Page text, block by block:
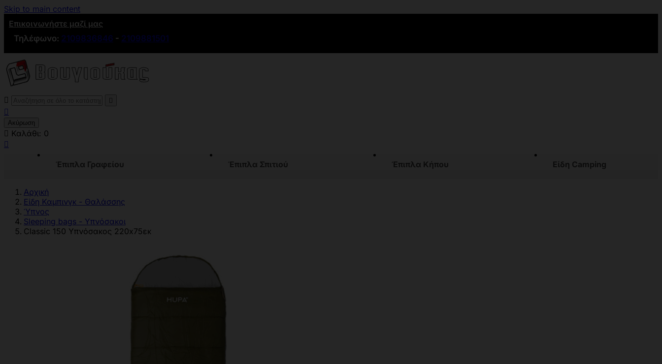
Skip to main content
Επικοινωνήστε μαζί μας
Τηλέφωνο: 2109836846 - 2109881501
 

Ακύρωση
 Καλάθι: 0

Έπιπλα Γραφείου Έπιπλα Σπιτιού Έπιπλα Κήπου Είδη Camping
Αρχική
Είδη Καμπινγκ - Θαλάσσης
Ύπνος
Sleeping bags - Υπνόσακοι
Classic 150 Υπνόσακος 220x75εκ